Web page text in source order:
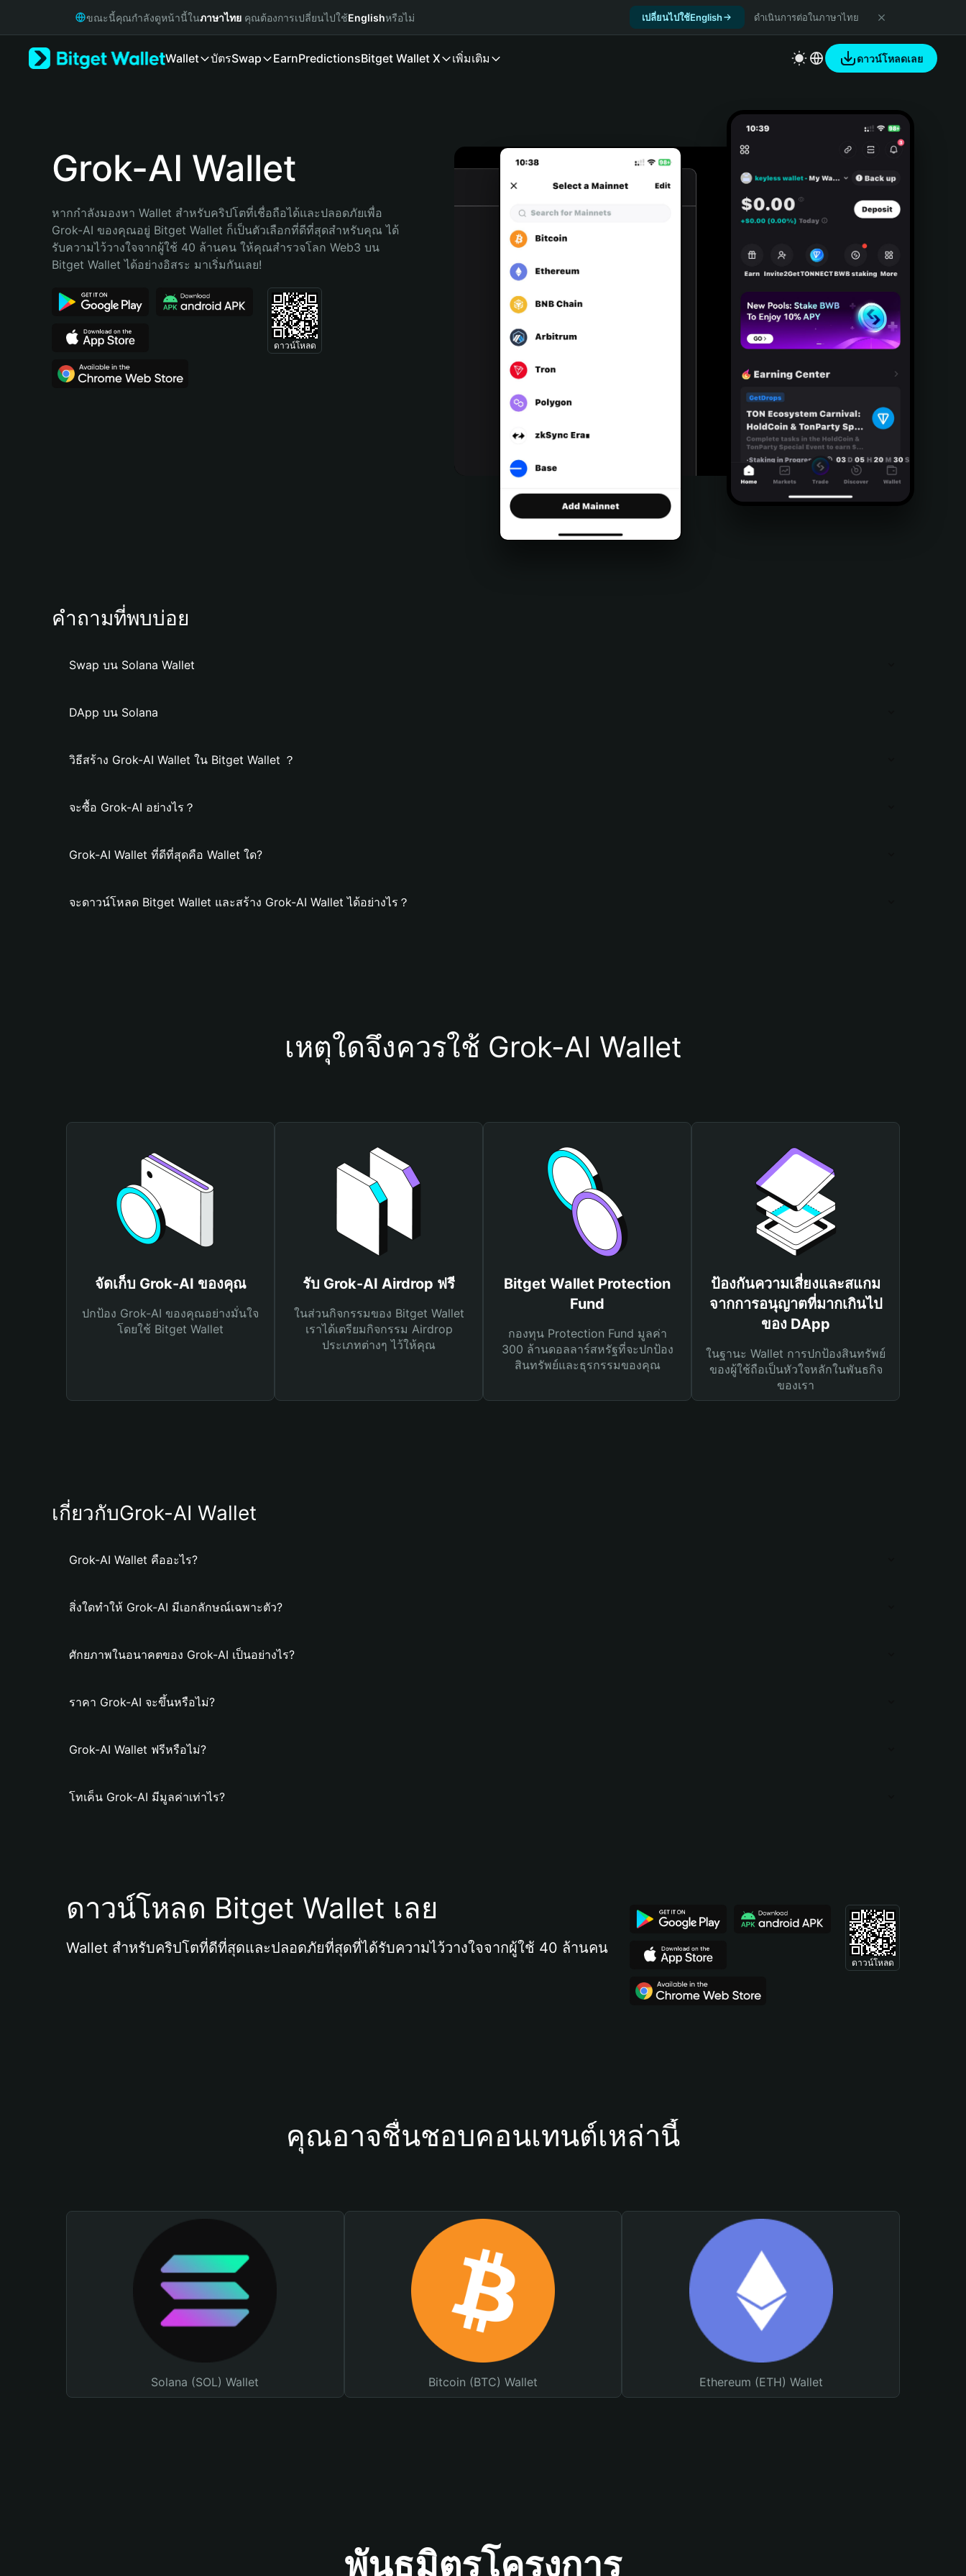
Русский
Bahasa Indonesia
Português (Brasil)
ขณะนี้คุณกำลังดูหน้านี้ในภาษาไทย คุณต้องการเปลี่ยนไปใช้Englishหรือไม่ เปลี่ยนไปใช้English ดำเนินการต่อในภาษาไทย
Wallet บัตรSwap EarnPredictionsBitget Wallet X เพิ่มเติม ดาวน์โหลดเลย
Grok-AI Wallet
หากกำลังมองหา Wallet สำหรับคริปโตที่เชื่อถือได้และปลอดภัยเพื่อ
Grok-AI ของคุณอยู่ Bitget Wallet ก็เป็นตัวเลือกที่ดีที่สุดสำหรับคุณ ได้
รับความไว้วางใจจากผู้ใช้ 40 ล้านคน ให้คุณสำรวจโลก Web3 บน
Bitget Wallet ได้อย่างอิสระ มาเริ่มกันเลย!
ดาวน์โหลด
คำถามที่พบบ่อย
Swap บน Solana Wallet
DApp บน Solana
วิธีสร้าง Grok-AI Wallet ใน Bitget Wallet ？
จะซื้อ Grok-AI อย่างไร？
Grok-AI Wallet ที่ดีที่สุดคือ Wallet ใด?
จะดาวน์โหลด Bitget Wallet และสร้าง Grok-AI Wallet ได้อย่างไร？
เหตุใดจึงควรใช้ Grok-AI Wallet
จัดเก็บ Grok-AI ของคุณ
ปกป้อง Grok-AI ของคุณอย่างมั่นใจ
โดยใช้ Bitget Wallet
รับ Grok-AI Airdrop ฟรี
ในส่วนกิจกรรมของ Bitget Wallet
เราได้เตรียมกิจกรรม Airdrop
ประเภทต่างๆ ไว้ให้คุณ
Bitget Wallet Protection
Fund
กองทุน Protection Fund มูลค่า
300 ล้านดอลลาร์สหรัฐที่จะปกป้อง
สินทรัพย์และธุรกรรมของคุณ
ป้องกันความเสี่ยงและสแกม
จากการอนุญาตที่มากเกินไป
ของ DApp
ในฐานะ Wallet การปกป้องสินทรัพย์
ของผู้ใช้ถือเป็นหัวใจหลักในพันธกิจ
ของเรา
เกี่ยวกับGrok-AI Wallet
Grok-AI Wallet คืออะไร?
สิ่งใดทำให้ Grok-AI มีเอกลักษณ์เฉพาะตัว?
ศักยภาพในอนาคตของ Grok-AI เป็นอย่างไร?
ราคา Grok-AI จะขึ้นหรือไม่?
Grok-AI Wallet ฟรีหรือไม่?
โทเค็น Grok-AI มีมูลค่าเท่าไร?
ดาวน์โหลด Bitget Wallet เลย
Wallet สำหรับคริปโตที่ดีที่สุดและปลอดภัยที่สุดที่ได้รับความไว้วางใจจากผู้ใช้ 40 ล้านคน
ดาวน์โหลด
คุณอาจชื่นชอบคอนเทนต์เหล่านี้
Solana (SOL) Wallet Bitcoin (BTC) Wallet Ethereum (ETH) Wallet
พันธมิตรโครงการ